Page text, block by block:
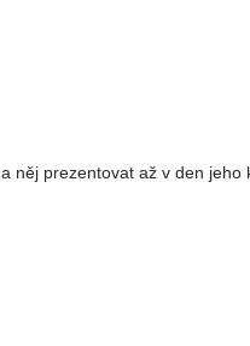
něj prezentovat až v den jeho